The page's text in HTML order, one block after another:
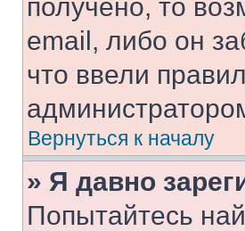
получено, то
email, либо он
что ввели
Вернуться к началу
» Я давно
Попытайтесь